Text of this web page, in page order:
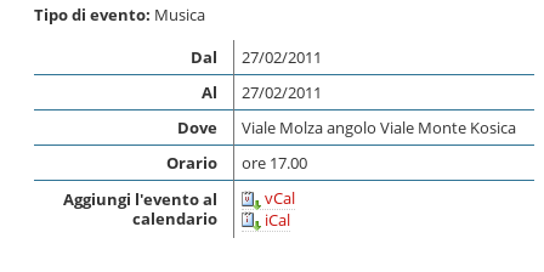
Tipo di evento: Musica
Dal
27/02/2011
Al
27/02/2011
Dove
Viale Molza angolo Viale Monte Kosica
Orario
ore 17.00
Aggiungi l'evento al
calendario
vCal
iCal